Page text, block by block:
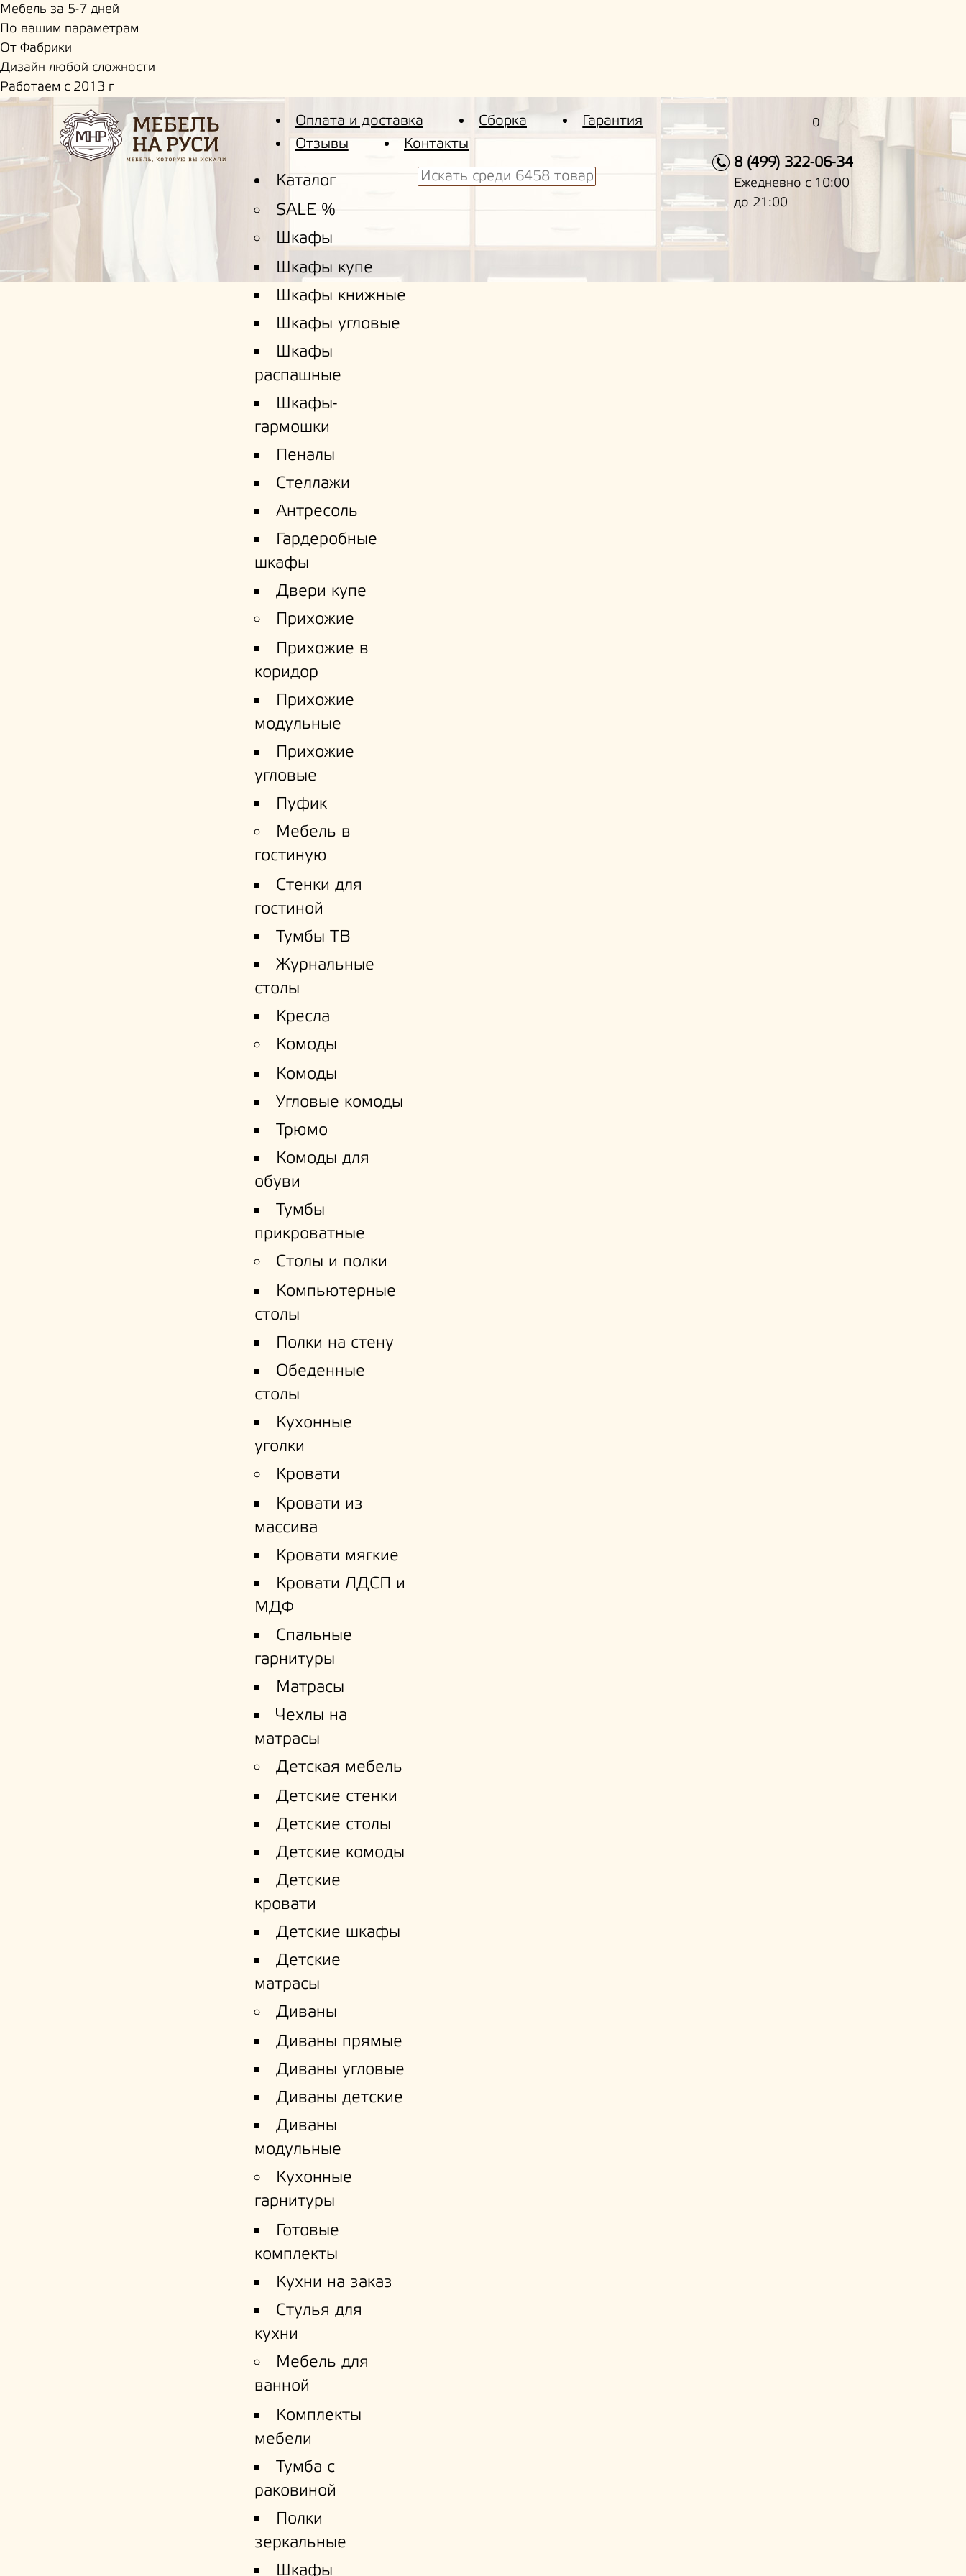
Мебель за 5-7 дней
По вашим параметрам
От Фабрики
Дизайн любой сложности
Работаем с 2013 г
Оплата и доставка Сборка
Гарантия
Отзывы
Контакты
Каталог
SALE %
Шкафы
Шкафы купе
Шкафы книжные
Шкафы угловые
Шкафы
распашные
Шкафы-
гармошки
Пеналы
Стеллажи
Антресоль
Гардеробные
шкафы
Двери купе
Прихожие
Прихожие в
коридор
Прихожие
модульные
Прихожие
угловые
Пуфик
Мебель в
гостиную
Стенки для
гостиной
Тумбы ТВ
Журнальные
столы
Кресла
Комоды
Комоды
Угловые комоды
Трюмо
Комоды для
обуви
Тумбы
прикроватные
Столы и полки
Компьютерные
столы
Полки на стену
Обеденные
столы
Кухонные
уголки
Кровати
Кровати из
массива
Кровати мягкие
Кровати ЛДСП и
МДФ
Спальные
гарнитуры
Матрасы
Чехлы на
матрасы
Детская мебель
Детские стенки
Детские столы
Детские комоды
Детские
кровати
Детские шкафы
Детские
матрасы
Диваны
Диваны прямые
Диваны угловые
Диваны детские
Диваны
модульные
Кухонные
гарнитуры
Готовые
комплекты
Кухни на заказ
Стулья для
кухни
Мебель для
ванной
Комплекты
мебели
Тумба с
раковиной
Полки
зеркальные
Шкафы
0
8 (499) 322-06-34
Ежедневно с 10:00
до 21:00